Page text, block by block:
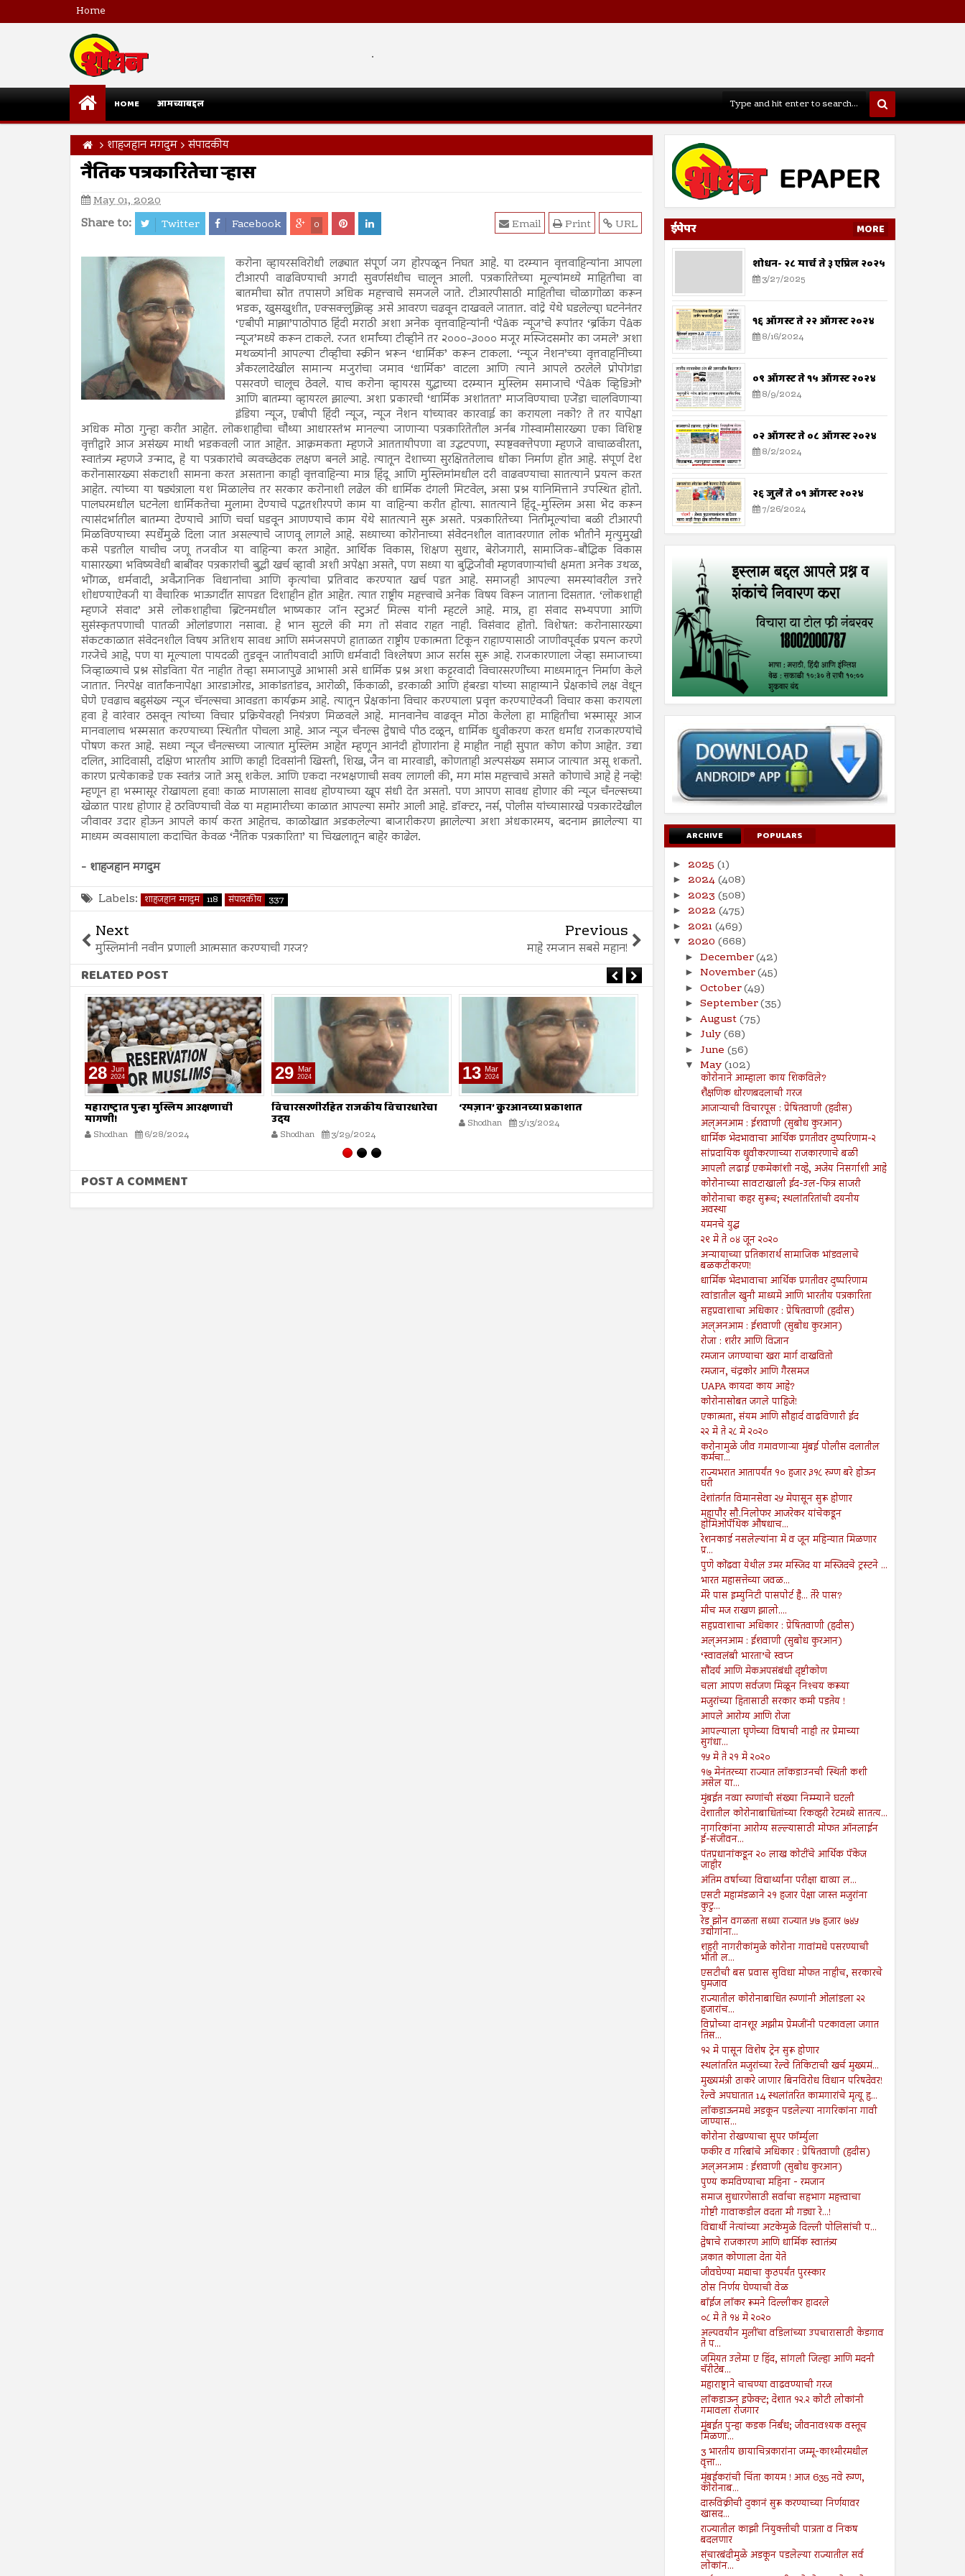
Home
.
HOME आमच्याबद्दल
शाहजहान मगदुम संपादकीय
नैतिक पत्रकारितेचा ऱ्हास
May 01, 2020
Share to: Twitter Facebook 0 URL
Print
Email
करोना व्हायरसविरोधी लढ्यात संपूर्ण जग होरपळून निघत आहे. या दरम्यान वृत्तवाहिन्यांना आपला
टीआरपी वाढविण्याची अगदी सुवर्णसंधीच चालून आली. पत्रकारितेच्या मूल्यांमध्ये माहितीचा वा
बातमीचा स्रोत तपासणे अधिक महत्त्वाचे समजले जाते. टीआरपीसाठी माहितीचा चोळागोळा करून
भडक, खुसखुशीत, एक्सक्लुझिव्ह असे आवरण चढवून दाखवले जातात. वांद्रे येथे घडलेल्या घटनेनंतर
‘एबीपी माझा’पाठोपाठ हिंदी मराठी अशा अनेक वृत्तवाहिन्यांनी ‘पेâक न्यूज’चे रूपांतर ‘ब्रेकिंग पेâक
न्यूज’मध्ये करून टाकले. रजत शर्मांच्या टीव्हीने तर २०००-३००० मजूर मस्जिदसमोर का जमले’ अशा
मथळ्यांनी आपल्या टीव्हीचा स्क्रीन भरून ‘धार्मिक’ करून टाकला. ‘न्यूज नेशन’च्या वृत्तवाहनिीच्या
अँकरलादेखील सामान्य मजुरांचा जमाव ‘धार्मिक’ वाटला आणि त्याने आपले ठरलेले प्रोपोगंडा
पसरवणे चालूच ठेवले. याच करोना व्हायरस युद्धाच्या दरम्यान मुस्लिम समाजाचे ‘पेâक व्हिडिओ’
आणि बातम्या व्हायरल झाल्या. अशा प्रकारची ‘धार्मिक अशांतता’ माजविण्याचा एजेंडा चालविणाऱ्या
इंडिया न्यूज, एबीपी हिंदी न्यूज, न्यूज नेशन यांच्यावर कारवाई का करायला नको? ते तर यापेक्षा
अधिक मोठा गुन्हा करीत आहेत. लोकशाहीचा चौथ्या आधारस्तंभ मानल्या जाणाऱ्या पत्रकारितेतील अर्नब गोस्वामीसारख्या एका विशिष्ट
वृत्तीद्वारे आज असंख्य माथी भडकवली जात आहेत. आक्रमकता म्हणजे आततायीपणा वा उद्धटपणा, स्पष्टवक्तेपणा म्हणजे वाचाळवीरता,
स्वातंत्र्य म्हणजे उन्माद, हे या पत्रकारांचे व्यवच्छेदक लक्षण बनले आहे. त्यातून देशाच्या सुरक्षिततेलाच धोका निर्माण होत आहे. संपूर्ण देश
करोनासारख्या संकटाशी सामना करत असताना काही वृत्तवाहिन्या मात्र हिंदू आणि मुस्लिमांमधील दरी वाढवण्याचा सातत्याने प्रयत्न करत
आहेत. त्यांच्या या षड्यंत्राला यश मिळालेच तर सरकार करोनाशी लढेल की धार्मिक दंगली मिटवेल, असा प्रश्न यानिमित्ताने उपस्थित होतो.
पालघरमधील घटनेला धार्मिकतेचा मुलामा देण्याचे पद्धतशीरपणे काम या वाहिन्या करीत होत्या. सातत्याने हिंदू-मुस्लिम असा भेद करून
त्यासंदर्भातील बातम्या देण्याचे आणि चर्चा घडवून आणण्याचे काम येथे सातत्याने सुरू असते. पत्रकारितेच्या नितीमूल्यांचा बळी टीआरपी
मिळविण्याच्या स्पर्धेमुळे दिला जात असल्याचे जाणवू लागले आहे. सध्याच्या कोरोनाच्या संवेदनशील वातावरणात लोक भीतीने मृत्युमुखी
कसे पडतील याचीच जणू तजवीज या वाहिन्या करत आहेत. आर्थिक विकास, शिक्षण सुधार, बेरोजगारी, सामाजिक-बौद्धिक विकास
यासारख्या भविष्यवेधी बाबींवर पत्रकारांची बुद्धी खर्च व्हावी अशी अपेक्षा असते, पण सध्या या बुद्धिजीवी म्हणवणाऱ्यांची क्षमता अनेक उथळ,
भोंगळ, धर्मवादी, अवैज्ञानिक विधानांचा आणि कृत्यांचा प्रतिवाद करण्यात खर्च पडत आहे. समाजही आपल्या समस्यांवरील उत्तरे
शोधण्याऐवजी या वैचारिक भाऊगर्दीत सापडत दिशाहीन होत आहेत. त्यात राष्ट्रीय महत्त्वाचे अनेक विषय विरून जाताना दिसतात. ‘लोकशाही
म्हणजे संवाद’ असे लोकशाहीचा ब्रिटनमधील भाष्यकार जॉन स्टुअर्ट मिल्स यांनी म्हटले आहे. मात्र, हा संवाद सभ्यपणा आणि
सुसंस्कृतपणाची पातळी ओलांडणारा नसावा. हे भान सुटले की मग तो संवाद राहत नाही. विसंवाद होतो. विशेषत: करोनासारख्या
संकटकाळात संवेदनशील विषय अतिशय सावध आणि समंजसपणे हाताळत राष्ट्रीय एकात्मता टिकून राहाण्यासाठी जाणीवपूर्वक प्रयत्न करणे
गरजेचे आहे, पण या मूल्याला पायदळी तुडवून जातीयवादी आणि धर्मवादी विश्लेषण आज सर्रास सुरू आहे. राजकारणाला जेव्हा समाजाच्या
जिव्हाळ्याचे प्रश्न सोडविता येत नाहीत तेव्हा समाजापुढे आभासी असे धार्मिक प्रश्न अशा कट्टरवादी विचारसरणींच्या माध्यमातून निर्माण केले
जातात. निरपेक्ष वार्तांकनापेक्षा आरडाओरड, आकांडतांडव, आरोळी, किंकाळी, डरकाळी आणि हंबरडा यांच्या साहाय्याने प्रेक्षकांचे लक्ष वेधून
घेणे एवढाच बहुसंख्य न्यूज चॅनल्सचा आवडता कार्यक्रम आहे. त्यातून प्रेक्षकांना विचार करण्याला प्रवृत्त करण्याऐवजी विचार कसा करायला
हवा हे वारंवार ठसवून त्यांच्या विचार प्रक्रियेवरही नियंत्रण मिळवले आहे. मानवानेच वाढवून मोठा केलेला हा माहितीचा भस्मासूर आज
मानवालाच भस्मसात करण्याच्या स्थितीत पोचला आहे. आज न्यूज चँनल्स द्वेषाचे पीठ दळून, धार्मिक ध्रुवीकरण करत धर्मांध राजकारण्यांचे
पोषण करत आहे. सध्या न्यूज चँनल्सच्या जात्यात मुस्लिम आहेत म्हणून आनंदी होणारांना हे माहीत नाही सुपात कोण कोण आहेत. उद्या
दलित, आदिवासी, दक्षिण भारतीय आणि काही दिवसांनी खिस्ती, शिख, जैन वा मारवाडी, कोणताही अल्पसंख्य समाज जात्यात असू शकतो.
कारण प्रत्येकाकडे एक स्वतंत्र जाते असू शकेल. आणि एकदा नरभक्षणाची सवय लागली की, मग मांस महत्त्वाचे असते कोणाचे आहे हे नव्हे!
म्हणून हा भस्मासूर रोखायला हवा! काळ माणसाला सावध होण्याच्या खूप संधी देत असतो. पण आपण सावध होणार की न्यूज चँनल्सच्या
खेळात पारध होणार हे ठरविण्याची वेळ या महामारीच्या काळात आपल्या समोर आली आहे. डॉक्टर, नर्स, पोलीस यांच्यासारखे पत्रकारदेखील
जीवावर उदार होऊन आपले कार्य करत आहेतच. काळोखात अडकलेल्या बाजारीकरण झालेल्या अशा अंधकारमय, बदनाम झालेल्या या
माध्यम व्यवसायाला कदाचित केवळ ‘नैतिक पत्रकारिता’ या चिखलातून बाहेर काढेल.
- शाहजहान मगदुम
Labels: शाहजहान मगदुम 118 संपादकीय 337
Next
मुस्लिमांनी नवीन प्रणाली आत्मसात करण्याची गरज?
Previous
माहे रमजान सबसे महान!
RELATED POST
29 Mar
2024
विचारसरणीरहित राजकीय विचारधारेचा
उदय
Shodhan 3/29/2024
13 Mar
2024
‘रमज़ान’ कुरआनच्या प्रकाशात
Shodhan
19 Jan
2024
आमदार अपात्रता निर्णय आता सुप्रीम
कोर्टात
मोफत सवलतींना केंद्राचा विरोध
1/5/2024
मुहम्मद यूनुस धगधगत्या
सांभाळणार!
Shodhan
POST A COMMENT
ईपेपर MORE
शोधन- २८ मार्च ते ३ एप्रिल २०२५
3/27/2025
१६ ऑगस्ट ते २२ ऑगस्ट २०२४
8/16/2024
०९ ऑगस्ट ते १५ ऑगस्ट २०२४
8/9/2024
०२ ऑगस्ट ते ०८ ऑगस्ट २०२४
8/2/2024
२६ जुलै ते ०१ ऑगस्ट २०२४
7/26/2024
ARCHIVE POPULARS
► 2025 (1)
► 2024(408)
► 2023 (508)
► 2022 (475)
► 2021(469)
▼ 2020 (668)
► December(42)
► November(45)
► October(49)
► September(35)
► August(75)
► July(68)
► June (56)
▼ May(102)
कोरोनाने आम्हाला काय शिकविले?
शैक्षणिक धोरणबदलाची गरज
आजाऱ्याची विचारपूस : प्रेषितवाणी (हदीस)
अल्अनआम : ईशवाणी (सुबोध कुरआन)
धार्मिक भेदभावाचा आर्थिक प्रगतीवर दुष्परिणाम-२
सांप्रदायिक ध्रुवीकरणाच्या राजकारणाचे बळी
आपली लढाई एकमेकांशी नव्हे, अजेय निसर्गाशी आहे
कोरोनाच्या सावटाखाली ईद-उल-फित्र साजरी
कोरोनाचा कहर सुरूच; स्थलांतरितांची दयनीय
अवस्था
यमनचे युद्ध
२९ मे ते ०४ जून २०२०
अन्यायाच्या प्रतिकारार्थ सामाजिक भांडवलाचे
बळकटीकरण!
धार्मिक भेदभावाचा आर्थिक प्रगतीवर दुष्परिणाम
रवांडातील खुनी माध्यमे आणि भारतीय पत्रकारिता
सहप्रवाशाचा अधिकार : प्रेषितवाणी (हदीस)
अल्अनआम : ईशवाणी (सुबोध कुरआन)
रोजा : शरीर आणि विज्ञान
रमजान जगण्याचा खरा मार्ग दाखवितो
रमजान, चंद्रकोर आणि गैरसमज
UAPA कायदा काय आहे?
कोरोनासोबत जगले पाहिजे!
एकात्मता, संयम आणि सौहार्द वाढविणारी ईद
२२ मे ते २८ मे २०२०
करोनामुळे जीव गमावणाऱ्या मुंबई पोलीस दलातील
कर्मचा...
राज्यभरात आतापर्यंत १० हजार ३१८ रुग्ण बरे होऊन
घरी
देशांतर्गत विमानसेवा २५ मेपासून सुरू होणार
महापौर सौ.निलोफर आजरेकर यांचेकडून
होमिओपॅथिक औषधाच...
रेशनकार्ड नसलेल्यांना मे व जून महिन्यात मिळणार
प्र...
पुणे कोंढवा येथील उमर मस्जिद या मस्जिदचे ट्रस्टने ...
भारत महासत्तेच्या जवळ...
मेरे पास इम्युनिटी पासपोर्ट है... तेरे पास?
मीच मज राखण झालो....
सहप्रवाशाचा अधिकार : प्रेषितवाणी (हदीस)
अल्अनआम : ईशवाणी (सुबोध कुरआन)
‘स्वावलंबी भारता’चे स्वप्न
सौंदर्य आणि मेकअपसंबंधी दृष्टीकोण
चला आपण सर्वजण मिळून निश्‍चय करूया
मजुरांच्या हितासाठी सरकार कमी पडतेय !
आपले आरोग्य आणि रोजा
आपल्याला घृणेच्या विषाची नाही तर प्रेमाच्या
सुगंधा...
१५ मे ते २१ मे २०२०
१७ मेनंतरच्या राज्यात लॉकडाउनची स्थिती कशी
असेल या...
मुंबईत नव्या रुग्णांची संख्या निम्म्याने घटली
देशातील कोरोनाबाधितांच्या रिकव्हरी रेटमध्ये सातत्य...
नागरिकांना आरोग्य सल्ल्यासाठी मोफत ऑनलाईन
ई-संजीवन...
पंतप्रधानांकडून २० लाख कोटींचे आर्थिक पॅकेज
जाहीर
अंतिम वर्षाच्या विद्यार्थ्यांना परीक्षा द्याव्या ल...
एसटी महामंडळाने २१ हजार पेक्षा जास्त मजुरांना
कुटु...
रेड झोन वगळता सध्या राज्यात ५७ हजार ७४५
उद्योगांना...
शहरी नागरीकांमुळे कोरोना गावांमधे पसरण्याची
भीती ल...
एसटीची बस प्रवास सुविधा मोफत नाहीच, सरकारचे
घुमजाव
राज्यातील कोरोनाबाधित रुग्णांनी ओलांडला २२
हजारांच...
विप्रोच्या दानशूर अझीम प्रेमजींनी पटकावला जगात
तिस...
१२ मे पासून विशेष ट्रेन सुरू होणार
स्थलांतरित मजुरांच्या रेल्वे तिकिटाची खर्च मुख्यमं...
मुख्यमंत्री ठाकरे जाणार बिनविरोध विधान परिषदेवर!
रेल्वे अपघातात 14 स्थलांतरित कामगारांचे मृत्यू हृ...
लाॅकडाऊनमधे अडकून पडलेल्या नागरिकांना गावी
जाण्यास...
कोरोना रोखण्याचा सूपर फॉर्म्युला
फकीर व गरिबांचे अधिकार : प्रेषितवाणी (हदीस)
अल्अनआम : ईशवाणी (सुबोध कुरआन)
पुण्य कमविण्याचा महिना - रमजान
समाज सुधारणेसाठी सर्वाचा सहभाग महत्त्वाचा
गोष्टी गावाकडील वदता मी गड्या रे...!
विद्यार्थी नेत्यांच्या अटकेमुळे दिल्ली पोलिसांची प...
द्वेषाचे राजकारण आणि धार्मिक स्वातंत्र्य
ज़कात कोणाला देता येते
जीवघेण्या मद्याचा कुठपर्यंत पुरस्कार
ठोस निर्णय घेण्याची वेळ
बॉईज लॉकर रूमने दिल्लीकर हादरले
०८ मे ते १४ मे २०२०
अल्पवयीन मुलींचा वडिलांच्या उपचारासाठी केडगाव
ते प...
जमियत उलेमा ए हिंद, सांगली जिल्हा आणि मदनी
चॅरीटेब...
महाराष्ट्राने चाचण्या वाढवण्याची गरज
लॉकडाऊन इफेक्ट; देशात १२.२ कोटी लोकांनी
गमावला रोजगार
मुंबईत पुन्हा कडक निर्बंध; जीवनावश्यक वस्तूच
मिळणा...
3 भारतीय छायाचित्रकारांना जम्मू-काश्मीरमधील
वृत्ता...
मुंबईकरांची चिंता कायम ! आज 635 नवे रुग्ण,
कोरोनाब...
दारुविक्रीची दुकानं सुरू करण्याच्या निर्णयावर
खासद...
राज्यातील काझी नियुक्तीची पात्रता व निकष
बदलणार
संचारबंदीमुळे अडकून पडलेल्या राज्यातील सर्व
लोकांन...